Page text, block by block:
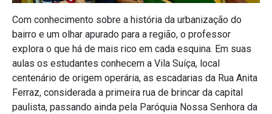
Com conhecimento sobre a história da urbanização do
bairro e um olhar apurado para a região, o professor
explora o que há de mais rico em cada esquina. Em suas
aulas os estudantes conhecem a Vila Suíça, local
centenário de origem operária, as escadarias da Rua Anita
Ferraz, considerada a primeira rua de brincar da capital
paulista, passando ainda pela Paróquia Nossa Senhora da